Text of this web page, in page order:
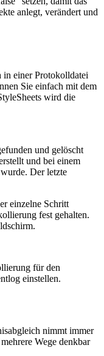
anlegt, verändert und
einer Protokolldatei
Sie einfach mit dem
wird die
und gelöscht
und bei einem
Der letzte
einzelne Schritt
fest gehalten.
für den
einstellen.
nimmt immer
Wege denkbar